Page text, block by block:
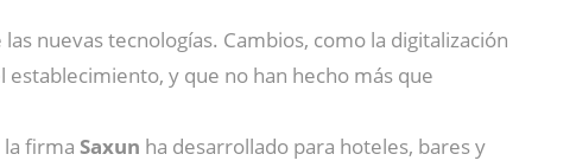
nuevas tecnologías. Cambios, como la digitalización
y que no han hecho más que
la firma Saxun ha desarrollado para hoteles, bares y